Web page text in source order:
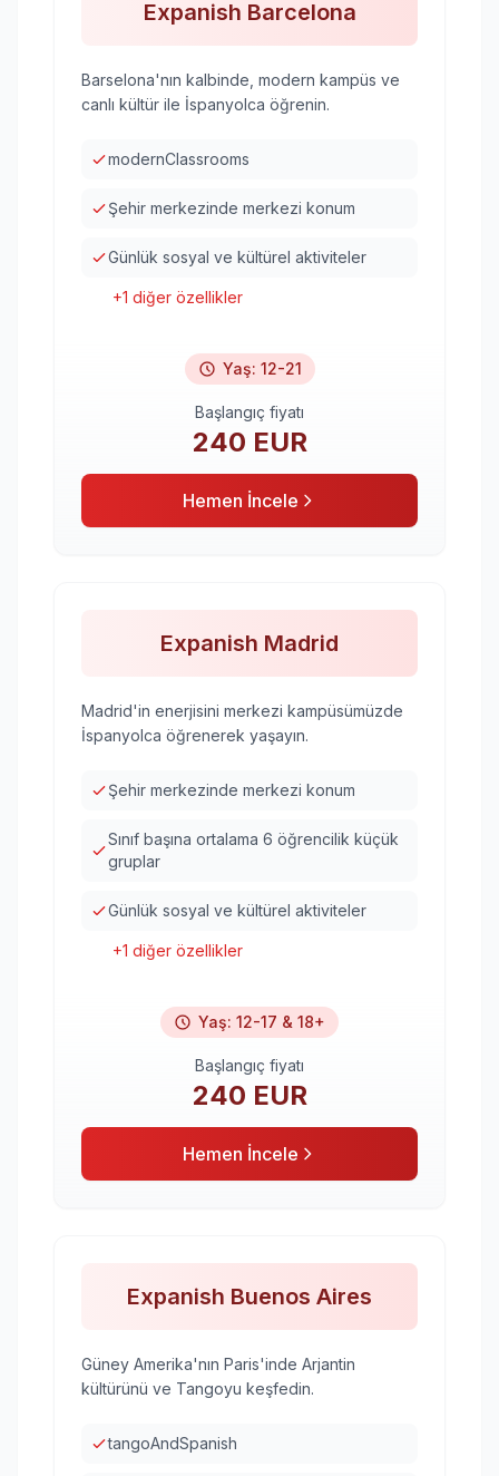
Expanish Barcelona
Barselona'nın kalbinde, modern kampüs ve
canlı kültür ile İspanyolca öğrenin.
modernClassrooms
Şehir merkezinde merkezi konum
Günlük sosyal ve kültürel aktiviteler
+1 diğer özellikler
Yaş: 12-21
Başlangıç fiyatı
240 EUR
Hemen İncele
Expanish Madrid
Madrid'in enerjisini merkezi kampüsümüzde
İspanyolca öğrenerek yaşayın.
Şehir merkezinde merkezi konum
Sınıf başına ortalama 6 öğrencilik küçük
gruplar
Günlük sosyal ve kültürel aktiviteler
+1 diğer özellikler
Yaş: 12-17 & 18+
Başlangıç fiyatı
240 EUR
Hemen İncele
Expanish Buenos Aires
Güney Amerika'nın Paris'inde Arjantin
kültürünü ve Tangoyu keşfedin.
tangoAndSpanish